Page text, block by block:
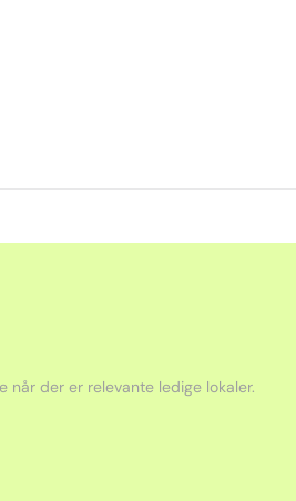
der er relevante ledige lokaler.